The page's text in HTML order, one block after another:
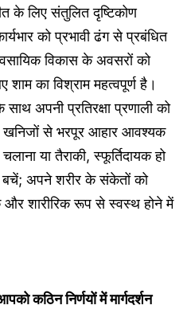
के लिए संतुलित दृष्टिकोण
को प्रभावी ढंग से प्रबंधित
विकास के अवसरों को
का विश्राम महत्वपूर्ण है।
अपनी प्रतिरक्षा प्रणाली को
खनिजों से भरपूर आहार आवश्यक
या तैराकी, स्फूर्तिदायक हो
अपने शरीर के संकेतों को
और शारीरिक रूप से स्वस्थ होने में
कठिन निर्णयों में मार्गदर्शन